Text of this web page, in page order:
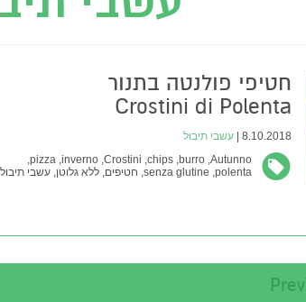
חטיפי פולנטה בתנור
Crostini di Polenta
8.10.2018 |
עשבי תיבול
Autunno,
burro,
chips,
Crostini,
inverno,
pizza,
polenta,
senza glutine, חטיפים, ללא גלוטן, עשבי